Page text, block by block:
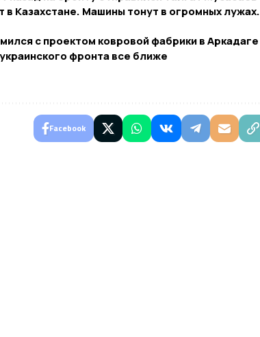
в Казахстане. Машины тонут в огромных лужах.
с проектом ковровой фабрики в Аркадаге
фронта все ближе
Facebook